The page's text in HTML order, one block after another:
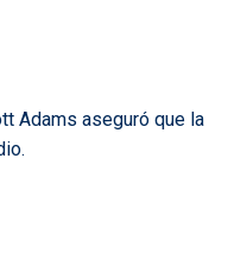
Adams aseguró que la